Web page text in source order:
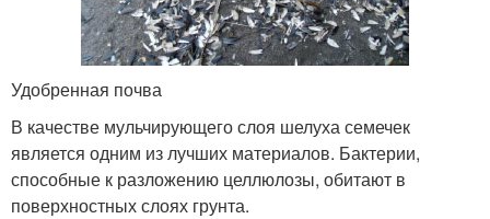
Удобренная почва
В качестве мульчирующего слоя шелуха семечек
является одним из лучших материалов. Бактерии,
способные к разложению целлюлозы, обитают в
поверхностных слоях грунта.